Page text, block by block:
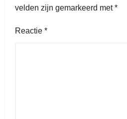
velden zijn gemarkeerd met*
Reactie *